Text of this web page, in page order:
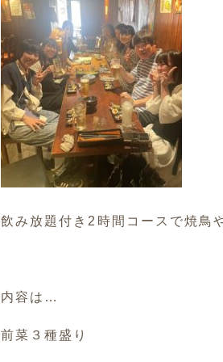
飲み放題付き2時間コースで焼鳥
内容は…
前菜３種盛り